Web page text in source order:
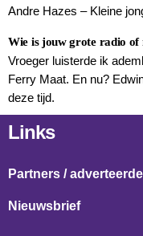
Andre Hazes – Kleine
Wie is jouw grote radio of
Vroeger luisterde ik
Ferry Maat. En nu?
deze tijd.
Links
Partners /
Nieuwsbrief